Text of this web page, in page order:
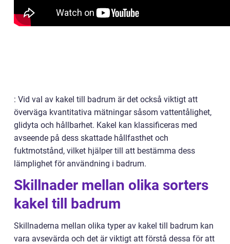
: Vid val av kakel till badrum är det också viktigt att
överväga kvantitativa mätningar såsom vattentålighet,
glidyta och hållbarhet. Kakel kan klassificeras med
avseende på dess skattade hållfasthet och
fuktmotstånd, vilket hjälper till att bestämma dess
lämplighet för användning i badrum.
Skillnader mellan olika sorters
kakel till badrum
Skillnaderna mellan olika typer av kakel till badrum kan
vara avsevärda och det är viktigt att förstå dessa för att